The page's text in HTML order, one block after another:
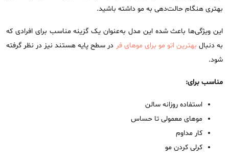
بهتری هنگام حالت‌دهی به مو داشته باشید.
این ویژگی‌ها باعث شده این مدل به‌عنوان یک گزینه مناسب برای افرادی که
به دنبال بهترین اتو مو برای موهای فر در سطح پایه هستند نیز در نظر گرفته
شود.
مناسب برای:
استفاده روزانه سالن
موهای معمولی تا حساس
کار مداوم
کرلی کردن مو